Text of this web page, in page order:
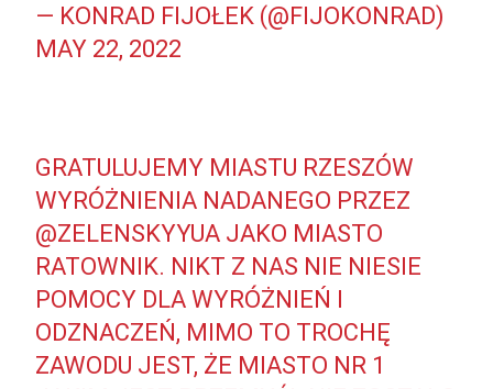
— KONRAD FIJOŁEK (@FIJOKONRAD)
MAY 22, 2022
GRATULUJEMY MIASTU RZESZÓW
WYRÓŻNIENIA NADANEGO PRZEZ
@ZELENSKYYUA JAKO MIASTO
RATOWNIK. NIKT Z NAS NIE NIESIE
POMOCY DLA WYRÓŻNIEŃ I
ODZNACZEŃ, MIMO TO TROCHĘ
ZAWODU JEST, ŻE MIASTO NR 1